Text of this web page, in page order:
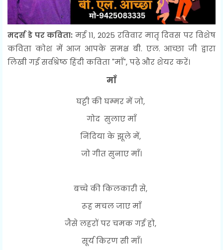
मदर्स डे पर कविता: मई 11, 2025 रविवार मातृ दिवस पर विशेष
कविता कोश में आज आपके समक्ष बी. एल. आच्छा जी द्वारा
लिखी गई सर्वश्रेष्ठ हिंदी कविता "माँ", पढ़े और शेयर करें।
माँ
घट्टी की घम्मर में जो,
गोद सुलाए माँ
निंदिया के झूले में,
जो गीत सुनाए माँ।
बच्चे की किलकारी से,
रूह मचल जाए माँ
जैसे लहरों पर चमक गई हो,
सूर्य किरण सी माँ।